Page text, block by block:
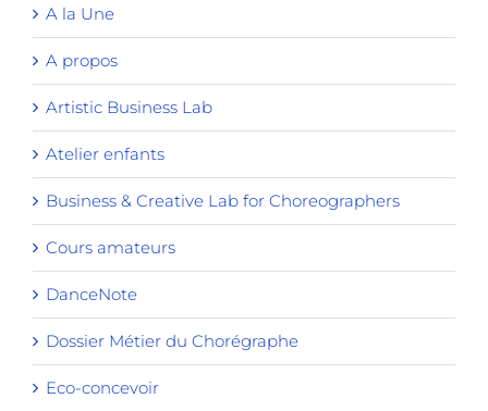
A la Une
A propos
Artistic Business Lab
Atelier enfants
Business & Creative Lab for Choreographers
Cours amateurs
DanceNote
Dossier Métier du Chorégraphe
Eco-concevoir